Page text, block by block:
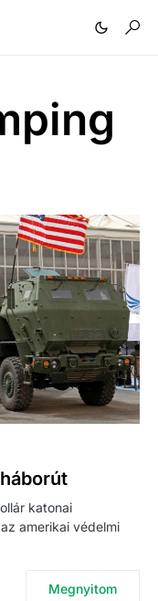
katonai
amerikai védelmi
Megnyitom